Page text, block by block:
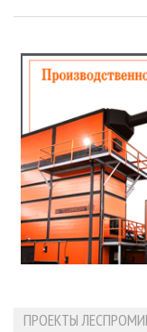
ПРОЕКТЫ